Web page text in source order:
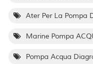
Ater Per La Pompa
Marine Pompa
Pompa Acqua